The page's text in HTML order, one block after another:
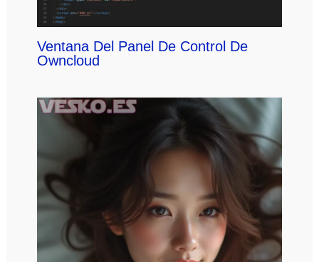
Ventana Del Panel De Control De
Owncloud